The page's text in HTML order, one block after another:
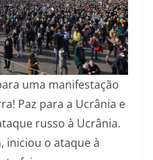
uma manifestação
Paz para a Ucrânia e
russo à Ucrânia.
iniciou o ataque à